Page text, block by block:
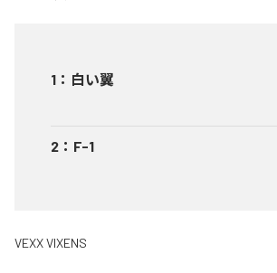
1 ： 白い翼
2 ： F-1
VEXX VIXENS